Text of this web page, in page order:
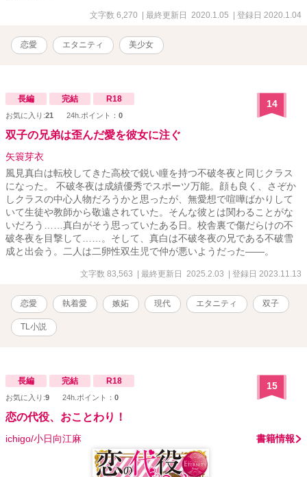
文字数 6,270 | 最終更新日 2020.1.05 | 登録日 2020.1.04
恋愛 エタニティ 美少女
長編 完結 R18
お気に入り:21 24h.ポイント： 0
14
双子の兄弟は歪んだ愛を彼女に注ぐ
矢簑芽衣
風見真白は転校してきた高校で鋭い瞳を持つ不破冬夜と同じクラス
になった。 不破冬夜は成績優秀でスポーツ万能。顔も良く、さぞか
しクラスの中心人物だろうかと思ったが、無愛想で喧嘩ばかりして
いて生徒や教師から敬遠されていた。そんな彼とは関わることがな
いだろう……真白がそう思っていたある日。校舎裏で傷だらけの不
破冬夜を目撃して……。そして、真白は不破冬夜の兄である不破雪
成と出会う。二人は二卵性双生児で仲が悪いようだった――。
文字数 83,563 | 最終更新日 2025.2.03 | 登録日 2023.11.13
恋愛 執着愛 嫉妬 現代 エタニティ 双子
TL小説
長編 完結 R18
お気に入り:9 24h.ポイント： 0
15
恋の代役、おことわり！
ichigo/小日向江麻 書籍情報